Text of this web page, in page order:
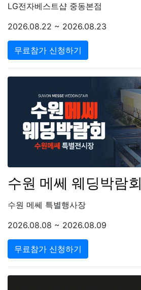
LG전자베스트샵 중동본점
2026.08.22 ~ 2026.08.23
무료참가 신청하기
수원 메쎄 웨딩박람회
수원 메쎄 특별행사장
2026.08.08 ~ 2026.08.09
무료참가 신청하기